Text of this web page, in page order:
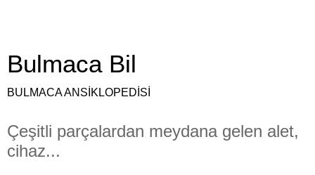
Bulmaca Bil
BULMACA ANSİKLOPEDİSİ
Çeşitli parçalardan meydana gelen alet,
cihaz...